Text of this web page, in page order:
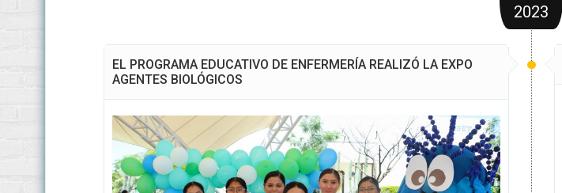
2023
EL PROGRAMA EDUCATIVO DE ENFERMERÍA REALIZÓ LA EXPO
AGENTES BIOLÓGICOS